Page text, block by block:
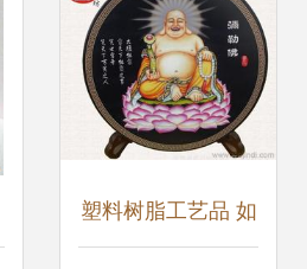
塑料树脂工艺品 如